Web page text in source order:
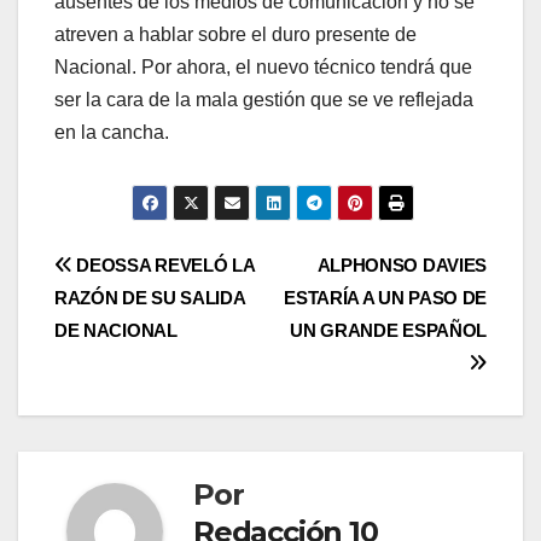
atreven a hablar sobre el duro presente de
Nacional. Por ahora, el nuevo técnico tendrá que
ser la cara de la mala gestión que se ve reflejada
en la cancha.
ALPHONSO DAVIES
ESTARÍA A UN PASO DE
UN GRANDE ESPAÑOL
DEOSSA REVELÓ LA
RAZÓN DE SU SALIDA
DE NACIONAL
Por
Redacción 10